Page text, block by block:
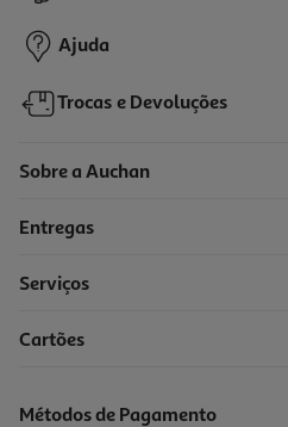
Ajuda
Trocas e Devoluções
Sobre a Auchan
Entregas
Serviços
Cartões
Métodos de Pagamento